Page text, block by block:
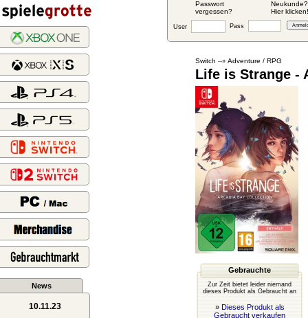
Passwort
vergessen?
Neukunde?
Hier klicken!
User Pass
News
10.11.23
Switch --» Adventure / RPG
Life is Strange -
Gebrauchte
Zur Zeit bietet leider niemand
dieses Produkt als Gebraucht an
» Dieses Produkt als
Gebraucht verkaufen